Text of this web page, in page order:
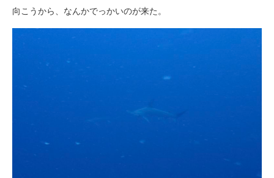
向こうから、なんかでっかいのが来た。